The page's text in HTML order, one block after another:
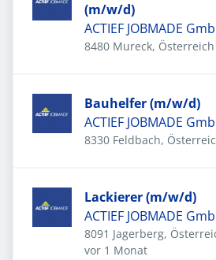
(m/w/d)
ACTIEF JOBMADE
8480 Mureck, Österreich
Bauhelfer (m/w/d)
ACTIEF JOBMADE
8330 Feldbach,
Lackierer (m/w/d)
ACTIEF JOBMADE
8091 Jagerberg,
Veröffentlicht
vor 1 Monat